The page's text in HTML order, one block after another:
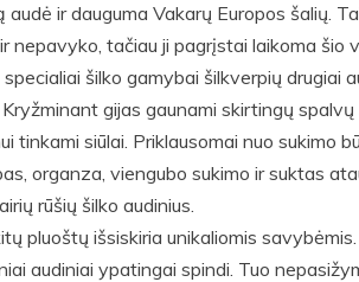
audė ir dauguma Vakarų Europos šalių.
nepavyko, tačiau ji pagrįstai laikoma šio
šilko gamybai šilkverpių drugiai
Kryžminant gijas gaunami skirtingų
tinkami siūlai. Priklausomai nuo sukimo
organza, viengubo sukimo ir suktas
rūšių šilko audinius.
pluoštų išsiskiria unikaliomis
audiniai ypatingai spindi. Tuo